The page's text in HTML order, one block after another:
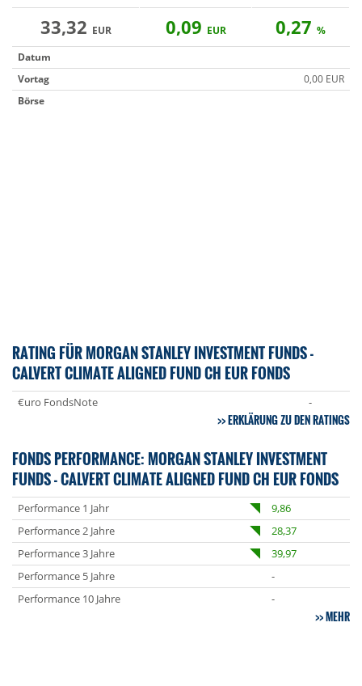
33,32 EUR 0,09 EUR 0,27 %
Datum
Vortag
0,00 EUR
Börse
RATING FÜR MORGAN STANLEY INVESTMENT FUNDS -
CALVERT CLIMATE ALIGNED FUND CH EUR FONDS
€uro FondsNote -
ERKLÄRUNG ZU DEN RATINGS
FONDS PERFORMANCE: MORGAN STANLEY INVESTMENT
FUNDS - CALVERT CLIMATE ALIGNED FUND CH EUR FONDS
Performance 1 Jahr
9,86
Performance 2 Jahre
28,37
Performance 3 Jahre
39,97
Performance 5 Jahre
-
Performance 10 Jahre
-
MEHR